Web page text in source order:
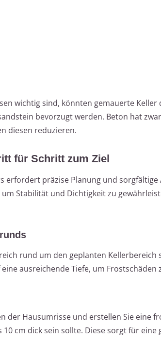
wichtig sind, könnten gemauerte
bevorzugt werden. Beton hat
diesen reduzieren.
für Schritt zum Ziel
erfordert präzise Planung und
Stabilität und Dichtigkeit zu
rund um den geplanten
ausreichende Tiefe, um Frostschäden
der Hausumrisse und erstellen Sie eine
cm dick sein sollte. Diese sorgt für eine